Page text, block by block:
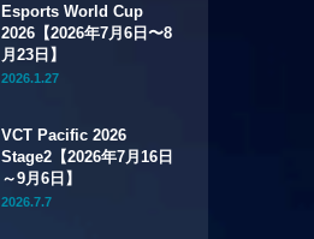
Esports World Cup
2026【2026年7月6日〜8
月23日】
2026.1.27
VCT Pacific 2026
Stage2【2026年7月16日
～9月6日】
2026.7.7